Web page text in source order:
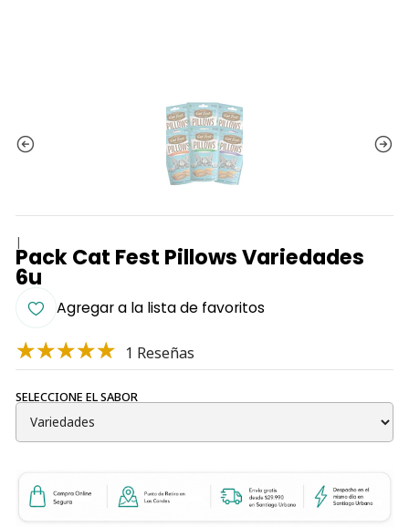
|
Pack Cat Fest Pillows Variedades
6u
Agregar a la lista de favoritos
1 Reseñas
SELECCIONE EL SABOR